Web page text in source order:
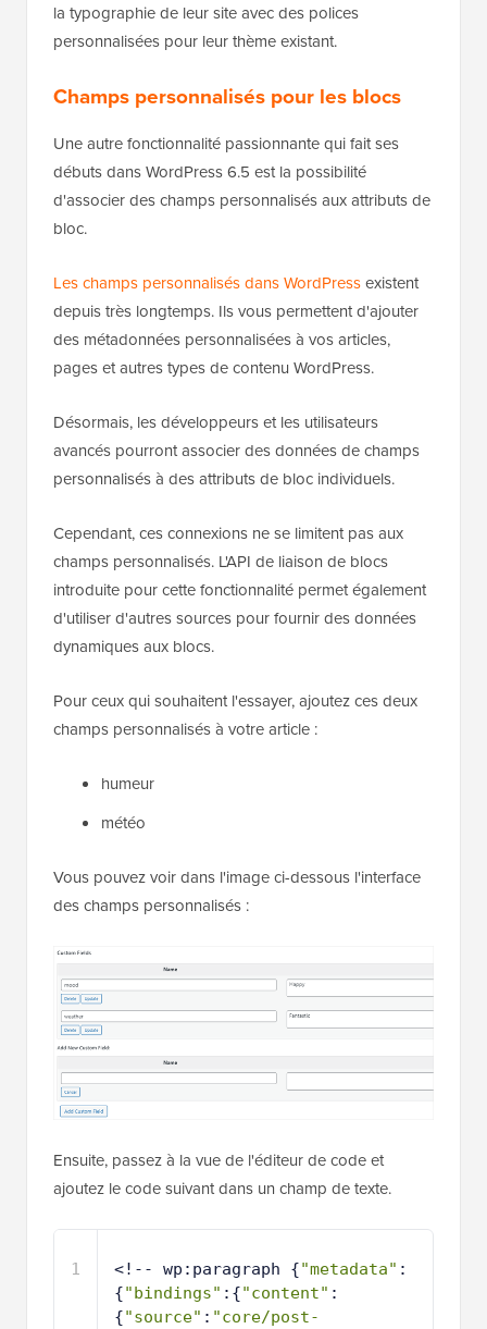
la typographie de leur site avec des polices
personnalisées pour leur thème existant.
Champs personnalisés pour les blocs
Une autre fonctionnalité passionnante qui fait ses
débuts dans WordPress 6.5 est la possibilité
d'associer des champs personnalisés aux attributs de
bloc.
Les champs personnalisés dans WordPressexistent
depuis très longtemps. Ils vous permettent d'ajouter
des métadonnées personnalisées à vos articles,
pages et autres types de contenu WordPress.
Désormais, les développeurs et les utilisateurs
avancés pourront associer des données de champs
personnalisés à des attributs de bloc individuels.
Cependant, ces connexions ne se limitent pas aux
champs personnalisés. L'API de liaison de blocs
introduite pour cette fonctionnalité permet également
d'utiliser d'autres sources pour fournir des données
dynamiques aux blocs.
Pour ceux qui souhaitent l'essayer, ajoutez ces deux
champs personnalisés à votre article :
humeur
météo
Vous pouvez voir dans l'image ci-dessous l'interface
des champs personnalisés :
Ensuite, passez à la vue de l'éditeur de code et
ajoutez le code suivant dans un champ de texte.
1 <!-- wp:paragraph {"metadata" :
{"bindings" :{"content" :
{"source" : "core/post-